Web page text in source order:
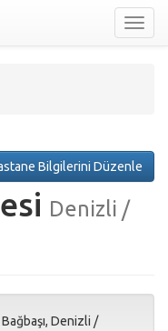
nav
Bilgilerini Düzenle
Denizli /
Denizli /